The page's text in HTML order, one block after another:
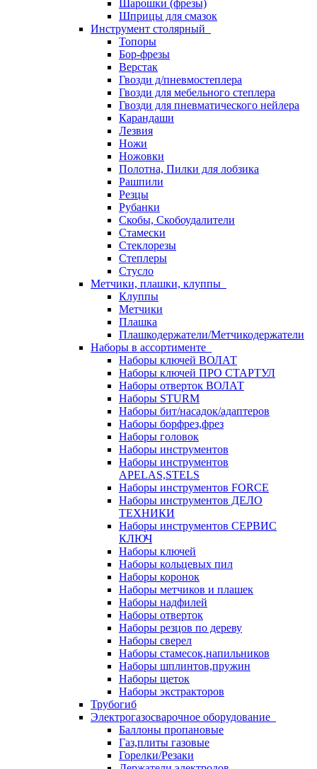
Шарошки (фрезы)
Шприцы для смазок
Инструмент столярный
Топоры
Бор-фрезы
Верстак
Гвозди д/пневмостеплера
Гвозди для мебельного степлера
Гвозди для пневматического нейлера
Карандаши
Лезвия
Ножи
Ножовки
Полотна, Пилки для лобзика
Рашпили
Резцы
Рубанки
Скобы, Скобоудалители
Стамески
Стеклорезы
Степлеры
Стусло
Метчики, плашки, клуппы
Клуппы
Метчики
Плашка
Плашкодержатели/Метчикодержатели
Наборы в ассортименте
Наборы ключей ВОЛАТ
Наборы ключей ПРО СТАРТУЛ
Наборы отверток ВОЛАТ
Наборы STURM
Наборы бит/насадок/адаптеров
Наборы борфрез,фрез
Наборы головок
Наборы инструментов
Наборы инструментов
APELAS,STELS
Наборы инструментов FORCE
Наборы инструментов ДЕЛО
ТЕХНИКИ
Наборы инструментов СЕРВИС
КЛЮЧ
Наборы ключей
Наборы кольцевых пил
Наборы коронок
Наборы метчиков и плашек
Наборы надфилей
Наборы отверток
Наборы резцов по дереву
Наборы сверел
Наборы стамесок,напильников
Наборы шплинтов,пружин
Наборы щеток
Наборы экстракторов
Трубогиб
Электрогазосварочное оборудование
Баллоны пропановые
Газ,плиты газовые
Горелки/Резаки